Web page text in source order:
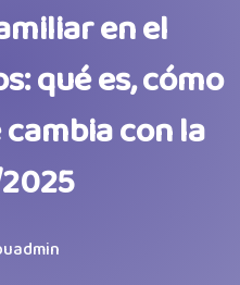
en el
qué es, cómo
con la